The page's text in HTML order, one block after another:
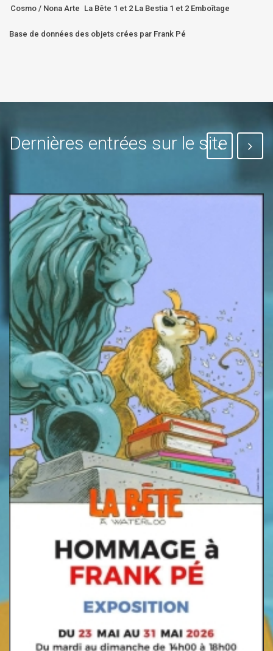
Cosmo / Nona Arte La Bête 1 et 2 La Bestia 1 et 2 Emboîtage
Base de données des objets crées par Frank Pé
Dernières entrées sur le site